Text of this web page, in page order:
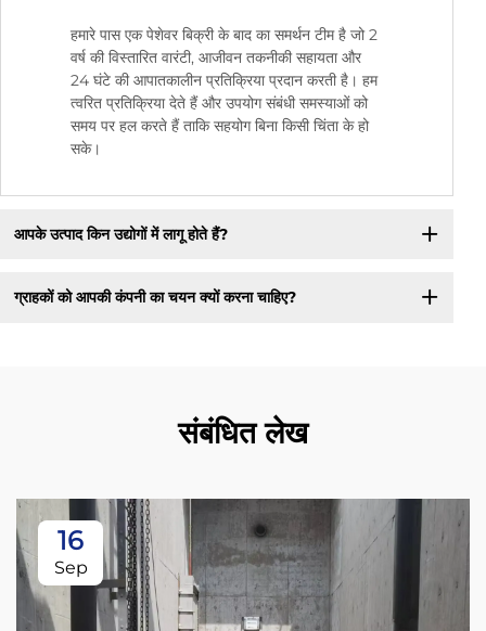
हमारे पास एक पेशेवर बिक्री के बाद का समर्थन टीम है जो 2
वर्ष की विस्तारित वारंटी, आजीवन तकनीकी सहायता और
24 घंटे की आपातकालीन प्रतिक्रिया प्रदान करती है। हम
त्वरित प्रतिक्रिया देते हैं और उपयोग संबंधी समस्याओं को
समय पर हल करते हैं ताकि सहयोग बिना किसी चिंता के हो
सके।
आपके उत्पाद किन उद्योगों में लागू होते हैं?
ग्राहकों को आपकी कंपनी का चयन क्यों करना चाहिए?
संबंधित लेख
16
Sep